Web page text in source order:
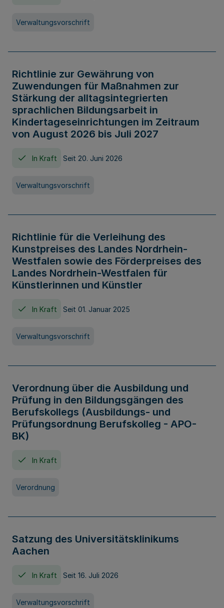
Verwaltungsvorschrift
Richtlinie zur Gewährung von
Zuwendungen für Maßnahmen zur
Stärkung der alltagsintegrierten
sprachlichen Bildungsarbeit in
Kindertageseinrichtungen im Zeitraum
von August 2026 bis Juli 2027
In Kraft Seit 20. Juni 2026
Verwaltungsvorschrift
Richtlinie für die Verleihung des
Kunstpreises des Landes Nordrhein-
Westfalen sowie des Förderpreises des
Landes Nordrhein-Westfalen für
Künstlerinnen und Künstler
In Kraft Seit 01. Januar 2025
Verwaltungsvorschrift
Verordnung über die Ausbildung und
Prüfung in den Bildungsgängen des
Berufskollegs (Ausbildungs- und
Prüfungsordnung Berufskolleg - APO-
BK)
In Kraft
Verordnung
Satzung des Universitätsklinikums
Aachen
In Kraft Seit 16. Juli 2026
Verwaltungsvorschrift